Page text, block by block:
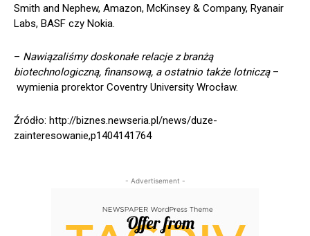
Smith and Nephew, Amazon, McKinsey & Company, Ryanair
Labs, BASF czy Nokia.
– Nawiązaliśmy doskonałe relacje z branżą
biotechnologiczną, finansową, a ostatnio także lotniczą –
wymienia prorektor Coventry University Wrocław.
Źródło: http://biznes.newseria.pl/news/duze-
zainteresowanie,p1404141764
- Advertisement -